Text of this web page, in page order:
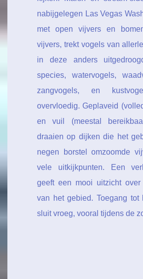
nabijgelegen Las Vegas
met open vijvers en
vijvers, trekt vogels van
in deze anders
species, watervogels,
zangvogels, en
overvloedig. Geplaveid
en vuil (meestal
draaien op dijken die het
negen borstel omzoomde
vele uitkijkpunten. Een
geeft een mooi uitzicht over
van het gebied. Toegang tot
sluit vroeg, vooral tijdens de